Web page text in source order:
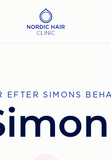
EFTER SIMONS